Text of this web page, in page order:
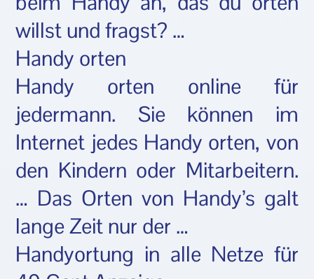
willst und fragst? …
Handy orten
Handy orten online für
jedermann. Sie können im
Internet jedes Handy orten, von
den Kindern oder Mitarbeitern.
… Das Orten von Handy’s galt
lange Zeit nur der …
Handyortung in alle Netze für